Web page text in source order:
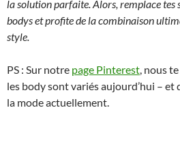
la solution parfaite. Alors, remplace tes
bodys et profite de la combinaison
style.
PS : Sur notre page Pinterest, nous
les body sont variés aujourd’hui – et
la mode actuellement.